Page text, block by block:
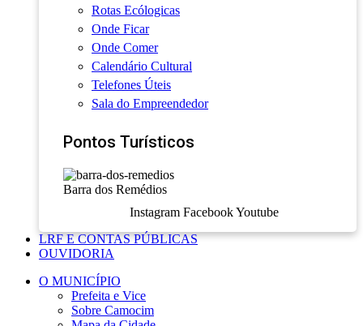
Rotas Ecólogicas
Onde Ficar
Onde Comer
Calendário Cultural
Telefones Úteis
Sala do Empreendedor
Pontos Turísticos
Barra dos Remédios
Instagram Facebook Youtube
LRF E CONTAS PÚBLICAS
OUVIDORIA
O MUNICÍPIO
Prefeita e Vice
Sobre Camocim